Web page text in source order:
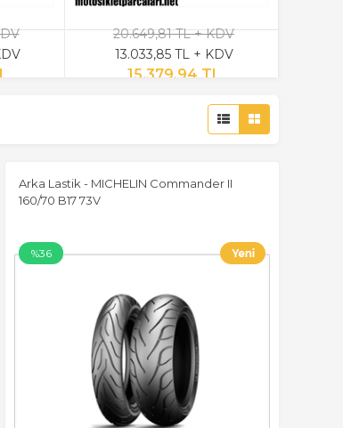
20.649,81 TL + KDV
13.033,85 TL + KDV
15.379,94 TL
Arka Lastik - MICHELIN Commander II
160/70 B17 73V
%36